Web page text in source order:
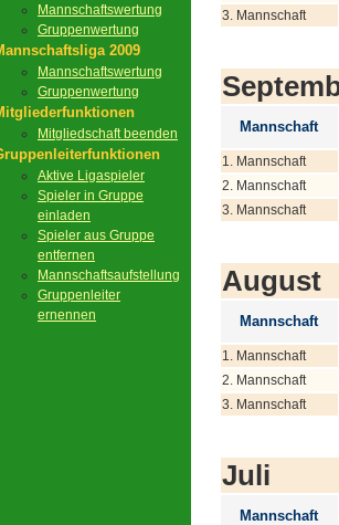
Mannschaftswertung
Gruppenwertung
2009
Mannschaftswertung
Gruppenwertung
Mitgliedschaft beenden
Aktive Ligaspieler
Spieler in Gruppe
einladen
Spieler aus Gruppe
entfernen
Mannschaftsaufstellung
Gruppenleiter
ernennen
3. Mannschaft
Mannschaft
1. Mannschaft
2. Mannschaft
3. Mannschaft
August
Mannschaft
1. Mannschaft
2. Mannschaft
3. Mannschaft
Juli
Mannschaft